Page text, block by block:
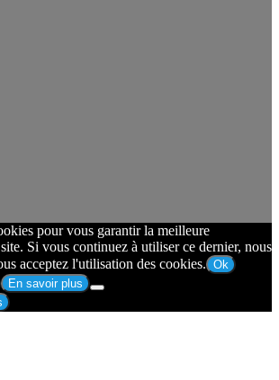
pour vous garantir la meilleure
Si vous continuez à utiliser ce dernier, nous
acceptez l'utilisation des cookies. Ok
En savoir plus